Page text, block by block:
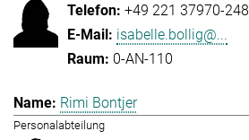
+49 221 37970-248
isabelle.bollig@...
0-AN-110
Rimi Bontjer
Personalabteilung